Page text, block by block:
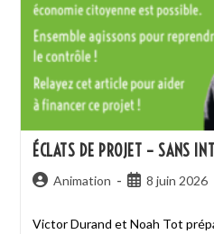
ÉCLATS DE PROJET – SANS
Animation 8 juin 2026
Victor Durand et Noah Tot